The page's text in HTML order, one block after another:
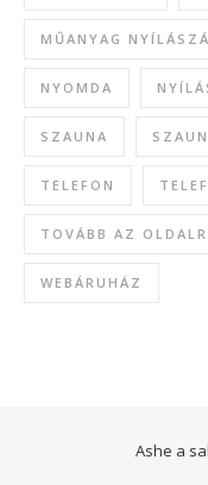
MŰANYAG
NYOMDA
SZAUNA
TELEFON
TOVÁBB AZ
WEBÁRUHÁZ
Ashe a